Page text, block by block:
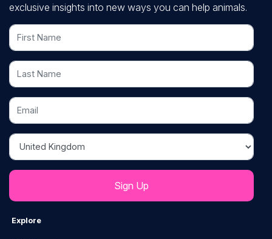
exclusive insights into new ways you can help animals.
First Name
Last Name
Email
Country
Explore